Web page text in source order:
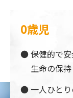
0歳児
保健的で安
生命の保
一人ひと